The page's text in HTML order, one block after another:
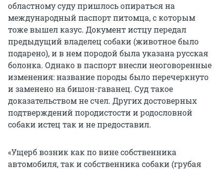
областному суду пришлось опираться на
международный паспорт питомца, с которым
тоже вышел казус. Документ истцу передал
предыдущий владелец собаки (животное было
подарено), и в нем породой была указана русская
болонка. Однако в паспорт внесли неоговоренные
изменения: название породы было перечеркнуто
и заменено на бишон-гаванец. Суд такое
доказательством не счел. Других достоверных
подтверждений породистости и родословной
собаки истец так и не предоставил.
«Ущерб возник как по вине собственника
автомобиля, так и собственника собаки (грубая